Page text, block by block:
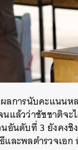
ผลการนับคะแนนห
นแล้วว่าชัชชาติจ
อันดับที่ 3 ยังคงชิ
และพลตำรวจเอ